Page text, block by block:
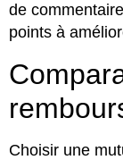
de
points à
Choisir une